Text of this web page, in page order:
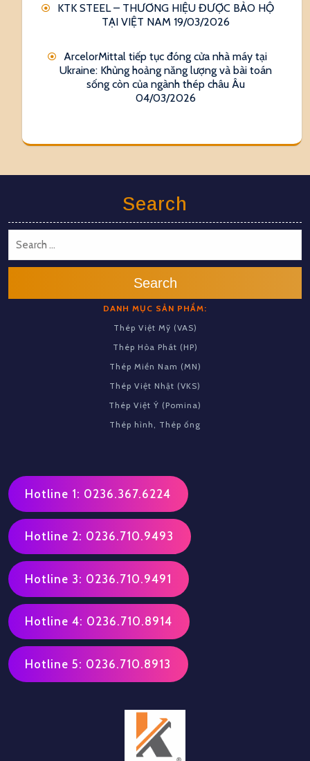
KTK STEEL – THƯƠNG HIỆU ĐƯỢC BẢO HỘ
TẠI VIỆT NAM 19/03/2026
ArcelorMittal tiếp tục đóng cửa nhà máy tại
Ukraine: Khủng hoảng năng lượng và bài toán
sống còn của ngành thép châu Âu
04/03/2026
Search
Search
DANH MỤC SẢN PHẨM:
Thép Việt Mỹ (VAS)
Thép Hòa Phát (HP)
Thép Miền Nam (MN)
Thép Việt Nhật (VKS)
Thép Việt Ý (Pomina)
Thép hình, Thép ống
Hotline 1: 0236.367.6224
Hotline 2: 0236.710.9493
Hotline 3: 0236.710.9491
Hotline 4: 0236.710.8914
Hotline 5: 0236.710.8913